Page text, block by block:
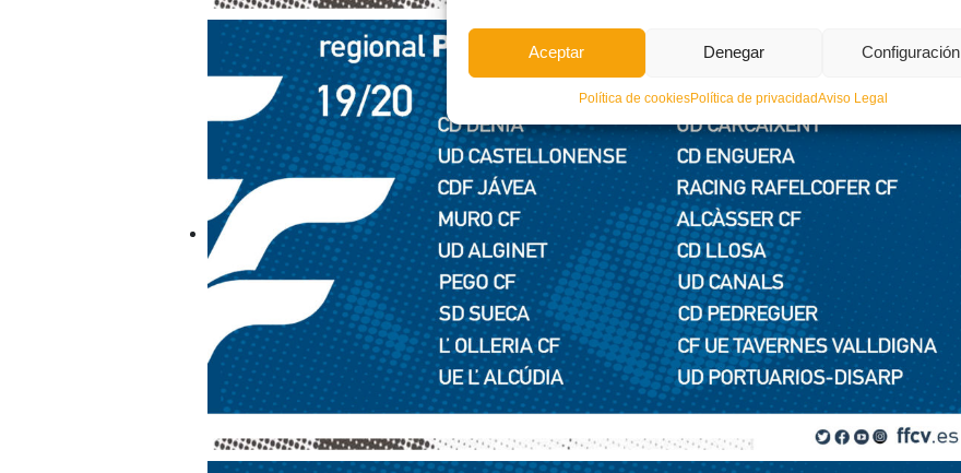
Aceptar Denegar Configuración
Política de cookiesPolítica de privacidadAviso Legal